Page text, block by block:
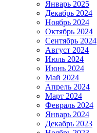
Январь 2025
Декабрь 2024
Ноябрь 2024
Октябрь 2024
Сентябрь 2024
Август 2024
Июль 2024
Июнь 2024
Май 2024
Апрель 2024
Март 2024
Февраль 2024
Январь 2024
Декабрь 2023